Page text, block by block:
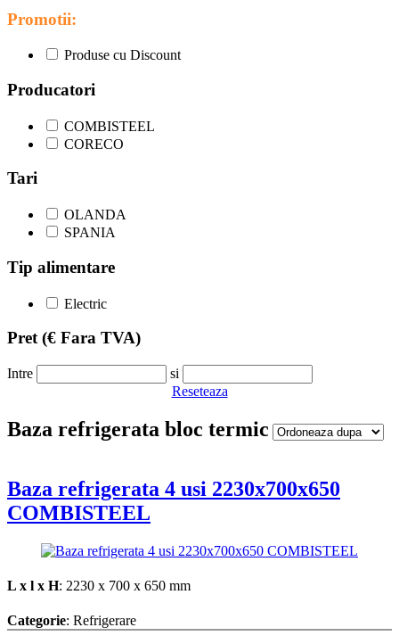
Promotii:
Produse cu Discount
Producatori
COMBISTEEL
CORECO
Tari
OLANDA
SPANIA
Tip alimentare
Electric
Pret(€ Fara TVA)
Intre
si
Reseteaza
Baza refrigerata bloc termic
Baza refrigerata 4 usi 2230x700x650
COMBISTEEL
L x l x H: 2230 x 700 x 650 mm
Categorie: Refrigerare